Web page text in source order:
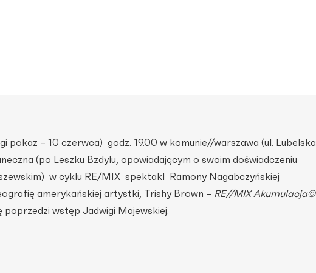
pokaz – 10 czerwca) godz. 19.00 w komunie//warszawa (ul. Lubelska
(po Leszku Bzdylu, opowiadającym o swoim doświadczeniu
w cyklu RE/MIX spektakl
Ramony Nagabczyńskiej
amerykańskiej artystki, Trishy Brown – RE//MIX Akumulacja©
poprzedzi wstęp Jadwigi Majewskiej.